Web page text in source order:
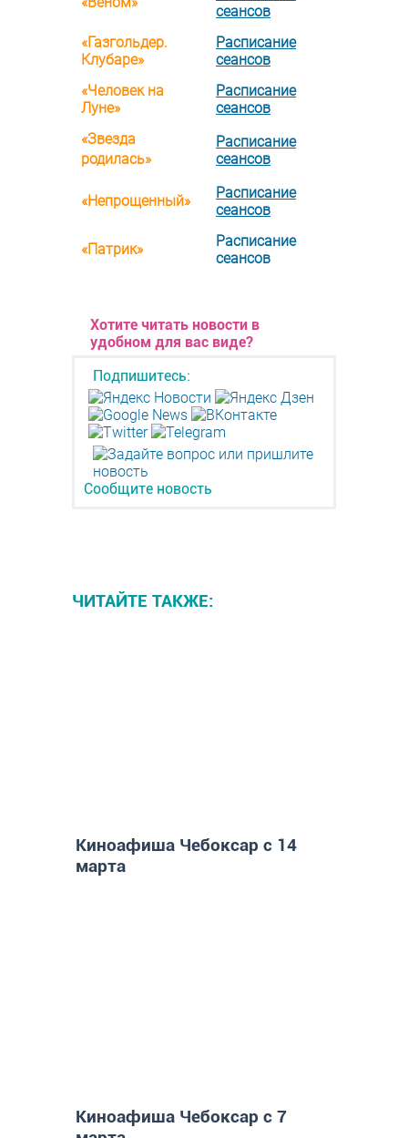
сеансов
«Газгольдер.
Клубаре»
Расписание
сеансов
«Человек на
Луне»
Расписание
сеансов
«Звезда
родилась»
Расписание
сеансов
«Непрощенный»
Расписание
сеансов
«Патрик»
Расписание
сеансов
Хотите читать новости в
удобном для вас виде?
Подпишитесь:
Сообщите новость
ЧИТАЙТЕ ТАКЖЕ:
Киноафиша Чебоксар с 14
марта
Киноафиша Чебоксар с 7